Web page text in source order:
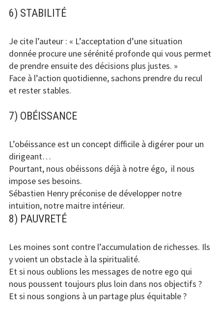
6) STABILITÉ
Je cite l’auteur : « L’acceptation d’une situation
donnée procure une sérénité profonde qui vous permet
de prendre ensuite des décisions plus justes. »
Face à l’action quotidienne, sachons prendre du recul
et rester stables.
7) OBÉISSANCE
L’obéissance est un concept difficile à digérer pour un
dirigeant…
Pourtant, nous obéissons déjà à notre égo, il nous
impose ses besoins.
Sébastien Henry préconise de développer notre
intuition, notre maitre intérieur.
8) PAUVRETÉ
Les moines sont contre l’accumulation de richesses. Ils
y voient un obstacle à la spiritualité.
Et si nous oublions les messages de notre ego qui
nous poussent toujours plus loin dans nos objectifs ?
Et si nous songions à un partage plus équitable ?